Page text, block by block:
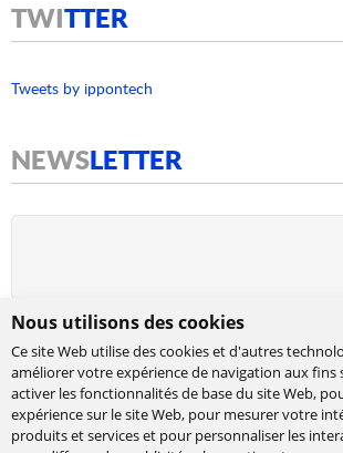
Nous utilisons des cookies
Ce site Web utilise des cookies et d'autres
améliorer votre expérience de navigation aux fins
activer les fonctionnalités de base du site Web,
expérience sur le site Web, pour mesurer votre
produits et services et pour personnaliser les
TWITTER
Tweets by ippontech
NEWSLETTER